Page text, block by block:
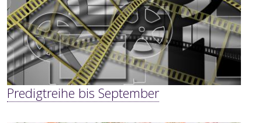
Predigtreihe bis September